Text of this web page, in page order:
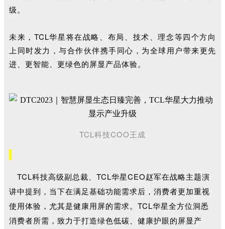
级。
未来，TCL华星将在战略、布局、技术、理念等四个方向
上同时发力，与合作伙伴携手同心，为全球用户带来更先
进、更智能、更绿色的屏显产品体验。
TCL科技COO王成
TCL科技高级副总裁、 TCL华星CEO赵军在战略主题演
讲中提到，当下在满足基础功能需求后，消费者更加重视
使用体验，尤其是健康用屏的需求。TCL华星全方位洞悉
消费者所需，致力于打造绿色低碳、健康护眼的屏显产